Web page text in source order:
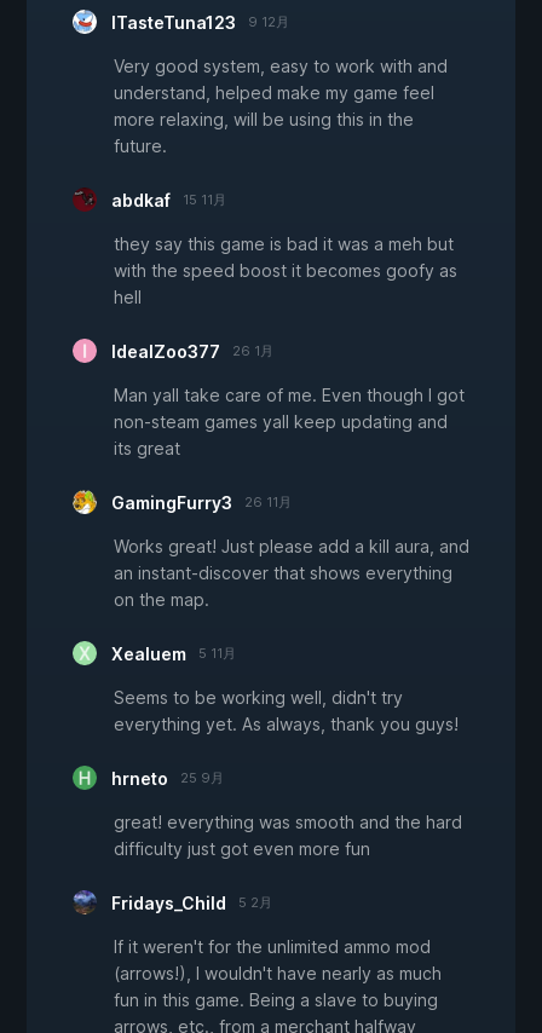
ITasteTuna123 9 12月
Very good system, easy to work with and
understand, helped make my game feel
more relaxing, will be using this in the
future.
abdkaf 15 11月
they say this game is bad it was a meh but
with the speed boost it becomes goofy as
hell
IdealZoo377 26 1月
Man yall take care of me. Even though I got
non-steam games yall keep updating and
its great
GamingFurry3 26 11月
Works great! Just please add a kill aura, and
an instant-discover that shows everything
on the map.
Xealuem 5 11月
Seems to be working well, didn't try
everything yet. As always, thank you guys!
hrneto 25 9月
great! everything was smooth and the hard
difficulty just got even more fun
Fridays_Child 5 2月
If it weren't for the unlimited ammo mod
(arrows!), I wouldn't have nearly as much
fun in this game. Being a slave to buying
arrows, etc., from a merchant halfway